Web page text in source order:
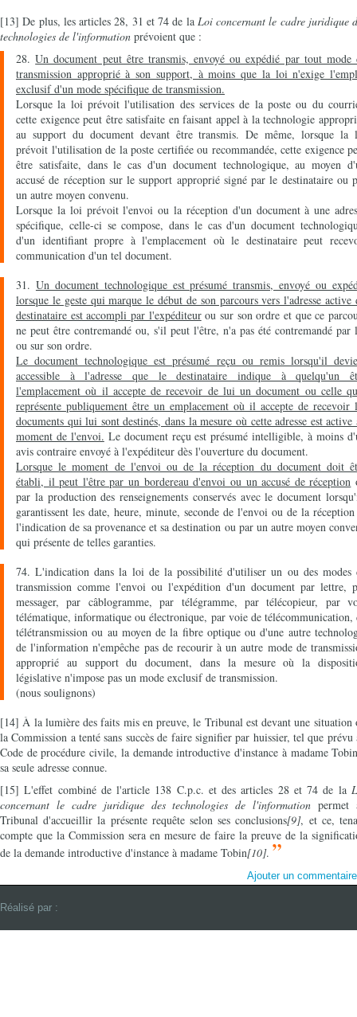
[13] De plus, les articles 28, 31 et 74 de la Loi concernant le cadre juridique
technologies de l'information prévoient que :
28.Un document peut être transmis, envoyé ou expédié par tout mode
transmission approprié à son support, à moins que la loi n'exige
exclusif d'un mode spécifique de transmission.
Lorsque la loi prévoit l'utilisation des services de la poste ou du
cette exigence peut être satisfaite en faisant appel à la technologie
au support du document devant être transmis. De même, lorsque la
prévoit l'utilisation de la poste certifiée ou recommandée, cette exigence
être satisfaite, dans le cas d'un document technologique, au moyen
accusé de réception sur le support approprié signé par le destinataire ou
un autre moyen convenu.
Lorsque la loi prévoit l'envoi ou la réception d'un document à une
spécifique, celle-ci se compose, dans le cas d'un document
d'un identifiant propre à l'emplacement où le destinataire peut
communication d'un tel document.
31. Un document technologique est présumé transmis, envoyé ou
lorsque le geste qui marque le début de son parcours vers l'adresse active
destinataire est accompli par l'expéditeurou sur son ordre et que ce
ne peut être contremandé ou, s'il peut l'être, n'a pas été contremandé par
ou sur son ordre.
Le document technologique est présumé reçu ou remis lorsqu'il
accessible à l'adresse que le destinataire indique à quelqu'un
l'emplacement où il accepte de recevoir de lui un document ou celle
représente publiquement être un emplacement où il accepte de recevoir
documents qui lui sont destinés, dans la mesure où cette adresse est active
moment de l'envoi. Le document reçu est présumé intelligible, à moins
avis contraire envoyé à l'expéditeur dès l'ouverture du document.
Lorsque le moment de l'envoi ou de la réception du document doit
établi, il peut l'être par un bordereau d'envoi ou un accusé de réception
par la production des renseignements conservés avec le document
garantissent les date, heure, minute, seconde de l'envoi ou de la
l'indication de sa provenance et sa destination ou par un autre moyen
qui présente de telles garanties.
74. L'indication dans la loi de la possibilité d'utiliser un ou des modes
transmission comme l'envoi ou l'expédition d'un document par lettre,
messager, par câblogramme, par télégramme, par télécopieur, par
télématique, informatique ou électronique, par voie de télécommunication,
télétransmission ou au moyen de la fibre optique ou d'une autre
de l'information n'empêche pas de recourir à un autre mode de
approprié au support du document, dans la mesure où la
législative n'impose pas un mode exclusif de transmission.
(nous soulignons)
[14] À la lumière des faits mis en preuve, le Tribunal est devant une situation
la Commission a tenté sans succès de faire signifier par huissier, tel que prévu
Code de procédure civile, la demande introductive d'instance à madame
sa seule adresse connue.
[15] L'effet combiné de l'article 138 C.p.c. et des articles 28 et 74 de la
concernant le cadre juridique des technologies de l'information permet
Tribunal d'accueillir la présente requête selon ses conclusions[9], et ce,
compte que la Commission sera en mesure de faire la preuve de la
de la demande introductive d'instance à madame Tobin[10]. ”
Ajouter un
Réalisé par :